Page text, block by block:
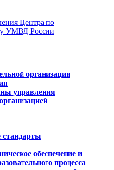
Центра по
УМВД России
организации
управления
стандарты
обеспечение и
процесса